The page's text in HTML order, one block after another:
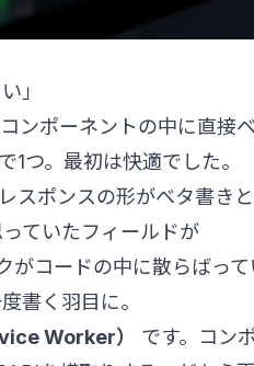
」
ンポーネントの中に直接ベ
1つ。最初は快適でした。
スポンスの形がベタ書きと
ていたフィールドが
がコードの中に散らばって
書く羽目に。
Worker）
です。コン